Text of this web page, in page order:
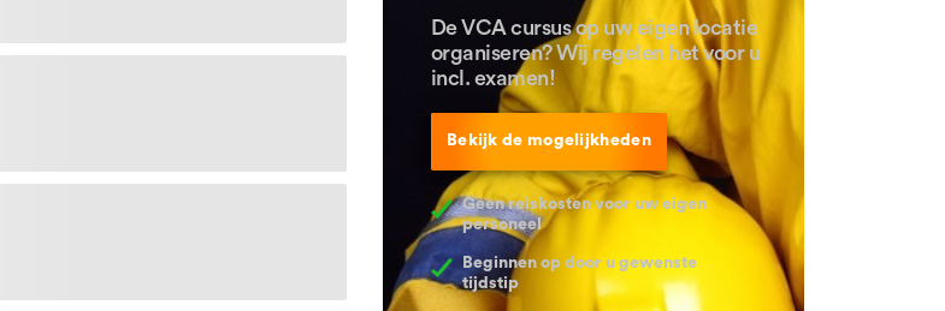
De VCA cursus op uw eigen locatie
organiseren? Wij regelen het voor u
incl. examen!
Bekijk de mogelijkheden
Geen reiskosten voor uw eigen
personeel
Beginnen op door u gewenste
tijdstip